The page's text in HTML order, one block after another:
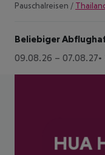
Pauschalreisen /
Beliebiger
09.08.26 – 07.08.27
HUA